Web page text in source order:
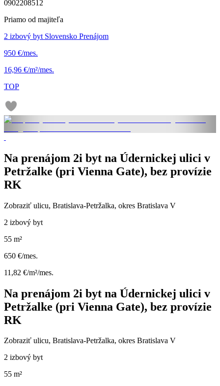
0902208512
Priamo od majiteľa
2 izbový byt Slovensko Prenájom
950 €/mes.
16,96 €/m²/mes.
TOP
Na prenájom 2i byt na Údernickej ulici v
Petržalke (pri Vienna Gate), bez provízie
RK
Zobraziť ulicu, Bratislava-Petržalka, okres Bratislava V
2 izbový byt
55 m²
650 €/mes.
11,82 €/m²/mes.
Na prenájom 2i byt na Údernickej ulici v
Petržalke (pri Vienna Gate), bez provízie
RK
Zobraziť ulicu, Bratislava-Petržalka, okres Bratislava V
2 izbový byt
55 m²